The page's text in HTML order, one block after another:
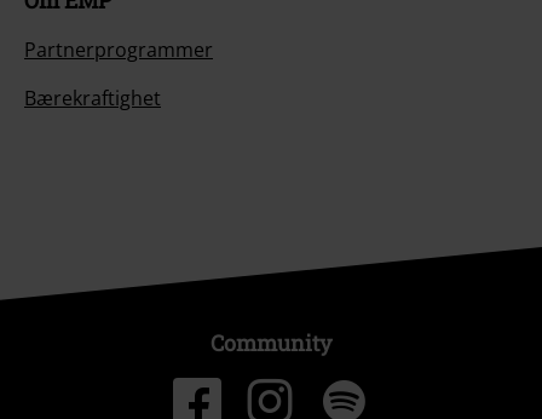
Partnerprogrammer
Bærekraftighet
Community